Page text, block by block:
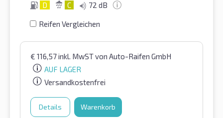
D C 72 dB
Reifen Vergleichen
€ 116,57inkl. MwSTvon Auto-Raifen GmbH
AUF LAGER
Versandkostenfrei
Details Warenkorb